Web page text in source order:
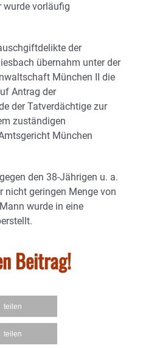
wurde vorläufig
der
übernahm unter der
München II die
Antrag der
der Tatverdächtige zur
zuständigen
München
den 38-Jährigen u. a.
nicht geringen Menge von
wurde in eine
Beitrag!
teilen
teilen